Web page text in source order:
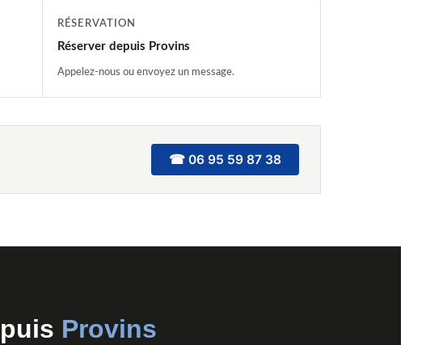
RÉSERVATION
Réserver depuis Provins
Appelez-nous ou envoyez un message.
☎ 06 95 59 87 38
Provins